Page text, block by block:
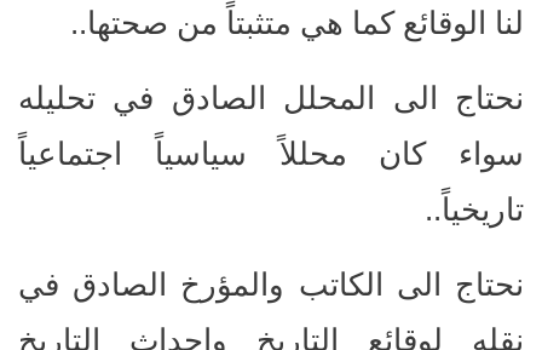
لنا الوقائع كما هي متثبتاً من صحتها..
نحتاج الى المحلل الصادق في تحليله
سواء كان محللاً سياسياً اجتماعياً
تاريخياً..
نحتاج الى الكاتب والمؤرخ الصادق في
نقلهِ لوقائع التاريخ واحداث التاريخ